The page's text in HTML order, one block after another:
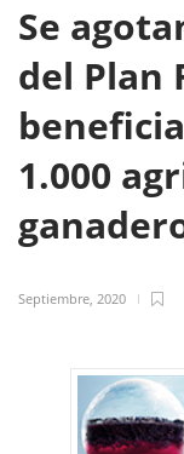
Se
del Plan
1.000
Septiembre, 2020